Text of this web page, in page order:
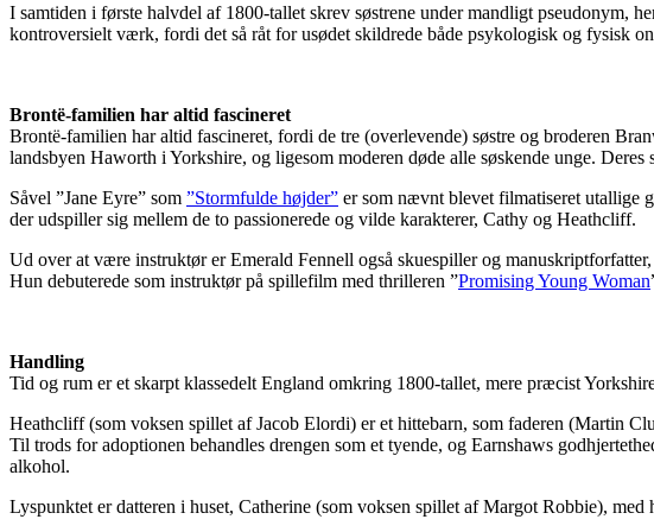
I samtiden i første halvdel af 1800-tallet skrev søstrene under mandligt
kontroversielt værk, fordi det så råt for usødet skildrede både psykologisk og fysisk
Brontë-familien har altid fascineret
Brontë-familien har altid fascineret, fordi de tre (overlevende) søstre og broderen
landsbyen Haworth i Yorkshire, og ligesom moderen døde alle søskende unge.
Såvel ”Jane Eyre” som ”Stormfulde højder” er som nævnt blevet filmatiseret utallige
der udspiller sig mellem de to passionerede og vilde karakterer, Cathy og Heathcliff.
Ud over at være instruktør er Emerald Fennell også skuespiller og
Hun debuterede som instruktør på spillefilm med thrilleren ”Promising Young Woman
Handling
Tid og rum er et skarpt klassedelt England omkring 1800-tallet, mere præcist
Heathcliff (som voksen spillet af Jacob Elordi) er et hittebarn, som faderen (Martin
Til trods for adoptionen behandles drengen som et tyende, og Earnshaws
alkohol.
Lyspunktet er datteren i huset, Catherine (som voksen spillet af Margot Robbie),